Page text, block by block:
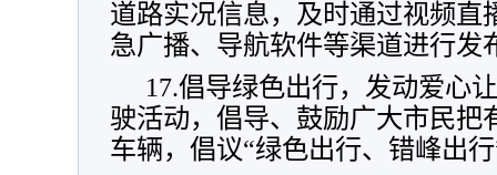
道路实况信息，及时通过视频直
急广播、导航软件等渠道进行发
17.倡导绿色出行，发动爱心
驶活动，倡导、鼓励广大市民把
车辆，倡议“绿色出行、错峰出